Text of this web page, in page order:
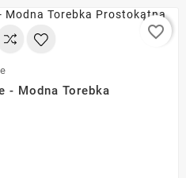
- Modna Torebka
favorite_border